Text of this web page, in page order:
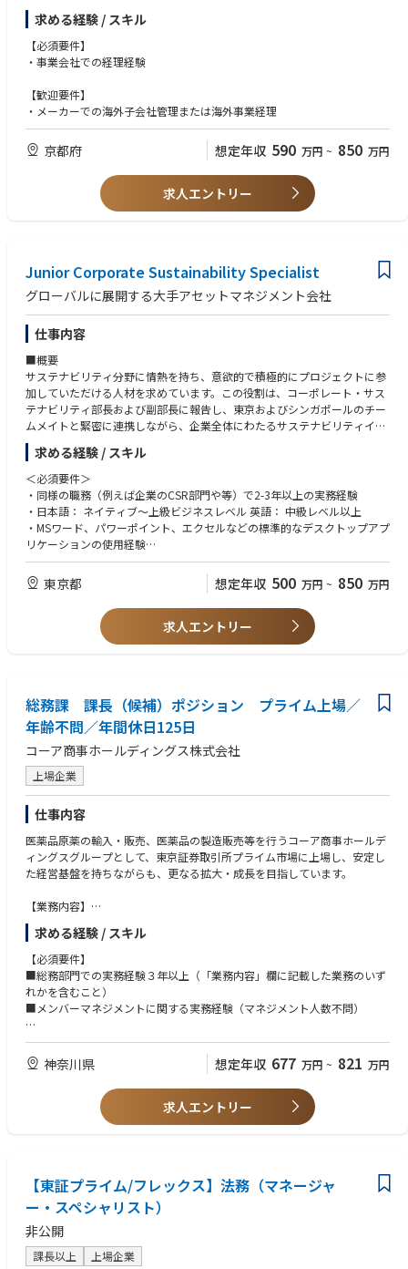
求める経験 / スキル
【必須要件】
・事業会社での経理経験
【歓迎要件】
・メーカーでの海外子会社管理または海外事業経理
京都府 想定年収 590 万円 ~ 850 万円
求人エントリー
Junior Corporate Sustainability Specialist
グローバルに展開する大手アセットマネジメント会社
仕事内容
■概要
サステナビリティ分野に情熱を持ち、意欲的で積極的にプロジェクトに参
加していただける人材を求めています。この役割は、コーポレート・サス
テナビリティ部長および副部長に報告し、東京およびシンガポールのチー
ムメイトと緊密に連携しながら、企業全体にわたるサステナビリティイニ
シアチブの計画と実施を担当します。業務範囲は、地域のサステナビリテ
ィ・グループの運営や寄付活動を含むグローバルな社内の取り組みを担当
し、チームのサポート業務も担っていただきます。
■主な役割
サステナビリティ・グループ（当社ERG：エンプロイ・リソース・グルー
プ）の運営ならびにグループの活動・イベントの企画と実施
マーケティング部や広報部との連携（サステナビリティＨＰやＳＮＳ更
新）
外部とのスポンサーシップやパートナーシップの企画と対応
部署内事務のサポート
契約書管理等
各管理部門への定期報告等
求める経験 / スキル
＜必須要件＞
・同様の職務（例えば企業のCSR部門や等）で2-3年以上の実務経験
・日本語： ネイティブ～上級ビジネスレベル 英語： 中級レベル以上
・MSワード、パワーポイント、エクセルなどの標準的なデスクトップアプ
リケーションの使用経験
＜あると望ましい経験、スキル＞
・ESGやコーポレート・サステナビリティ・CSR分野に精通している
・国内外の社内関係者や社外関係者と積極的に関わる能力
・資料作成、社内広報、内外イベントの調整など、文章および口頭での高
いコミュニケーションスキル
東京都 想定年収 500 万円 ~ 850 万円
求人エントリー
総務課 課長（候補）ポジション プライム上場／
年齢不問／年間休日125日
コーア商事ホールディングス株式会社
上場企業
仕事内容
医薬品原薬の輸入・販売、医薬品の製造販売等を行うコーア商事ホールデ
ィングスグループとして、東京証券取引所プライム市場に上場し、安定し
た経営基盤を持ちながらも、更なる拡大・成長を目指しています。
【業務内容】
これまでのご経験を活かし、プレーイングマネージャーとして実務を牽引
いただくことを期待しています。ゆくゆくは、総務課全体の業務進行管理
や、課員の指導・育成を通じた組織力強化をお任せします。
■機関運営・株式関連
株主総会や取締役会など各種重要会議体の運営、及び従業員持株会を含む
■規程・文書・印章管理
社内規程の整備・改廃、社内稟議・文書の管理、代表者印等の管理・押印
■損害保険関連
各種損害保険の管理・更新・契約、保険会社とのやり取りなど
■ファシリティ、備品管理
全社の固定資産管理、オフィス環境の整備、設備保全・修繕、什器の更新
■情報開示関連業務
適時開示情報等（決定事実・発生事実等）の証券取引所（TDnet等）や自
求める経験 / スキル
【必須要件】
■総務部門での実務経験３年以上（「業務内容」欄に記載した業務のいず
れかを含むこと）
■メンバーマネジメントに関する実務経験（マネジメント人数不問）
【歓迎要件】
■上場会社における総務部門での実務経験
■株主総会、取締役会をはじめとする重要会議体の運営経験
■大規模なファシリティマネジメント（移転、増床、レイアウト変更等）
■リスクマネジメント業務に関する経験
神奈川県 想定年収 677 万円 ~ 821 万円
求人エントリー
【東証プライム/フレックス】法務（マネージャ
ー・スペシャリスト）
非公開
課長以上 上場企業